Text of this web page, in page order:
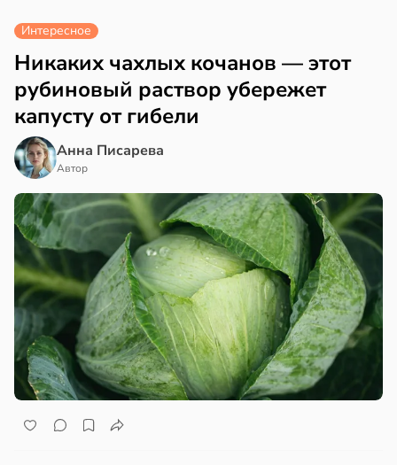
Интересное
Никаких чахлых кочанов — этот
рубиновый раствор убережет
капусту от гибели
Анна Писарева
Автор